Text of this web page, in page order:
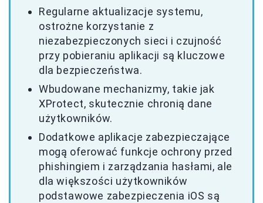
Regularne aktualizacje systemu,
ostrożne korzystanie z
niezabezpieczonych sieci i czujność
przy pobieraniu aplikacji są kluczowe
dla bezpieczeństwa.
Wbudowane mechanizmy, takie jak
XProtect, skutecznie chronią dane
użytkowników.
Dodatkowe aplikacje zabezpieczające
mogą oferować funkcje ochrony przed
phishingiem i zarządzania hasłami, ale
dla większości użytkowników
podstawowe zabezpieczenia iOS są